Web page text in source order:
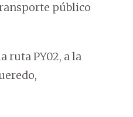
público
ruta PY02, a la